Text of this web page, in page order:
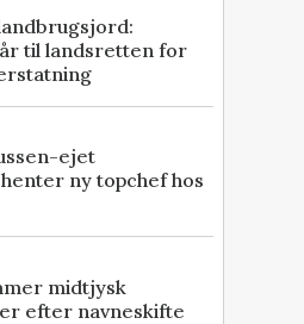
til landsretten for
ejet
ny topchef hos
midtjysk
efter navneskifte